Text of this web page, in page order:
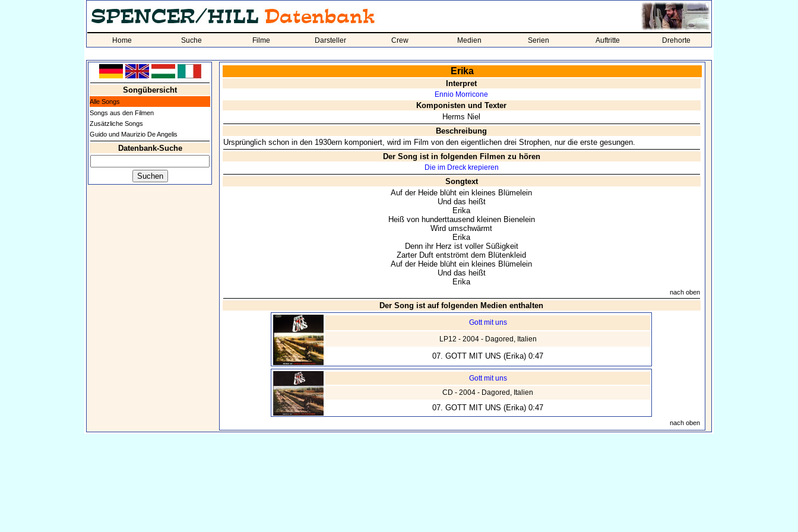
Home Suche Filme Darsteller Crew Medien Serien Auftritte Drehorte
Songübersicht
Alle Songs
Songs aus den Filmen
Zusätzliche Songs
Guido und Maurizio De Angelis
Datenbank-Suche
Erika
Interpret
Ennio Morricone
Komponisten und Texter
Herms Niel
Beschreibung
Ursprünglich schon in den 1930ern komponiert, wird im Film von den eigentlichen drei Strophen, nur die erste gesungen.
Der Song ist in folgenden Filmen zu hören
Die im Dreck krepieren
Songtext
Auf der Heide blüht ein kleines Blümelein
Und das heißt
Erika
Heiß von hunderttausend kleinen Bienelein
Wird umschwärmt
Erika
Denn ihr Herz ist voller Süßigkeit
Zarter Duft entströmt dem Blütenkleid
Auf der Heide blüht ein kleines Blümelein
Und das heißt
Erika
nach oben
Der Song ist auf folgenden Medien enthalten
Gott mit uns
LP12 - 2004 - Dagored, Italien
07. GOTT MIT UNS (Erika) 0:47
Gott mit uns
CD - 2004 - Dagored, Italien
07. GOTT MIT UNS (Erika) 0:47
nach oben